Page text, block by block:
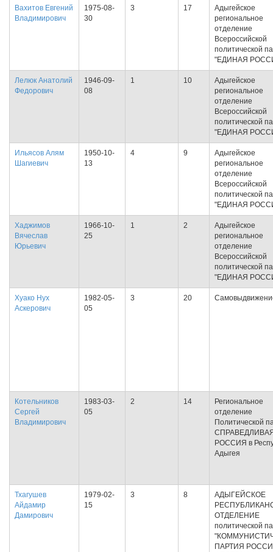
Вахитов Евгений
Владимирович
1975-08-
30
3 17
Адыгейское
региональное
отделение
Всероссийской
политической
"ЕДИНАЯ
Лелюк Анатолий
Федорович
1946-09-
08
1 10
Адыгейское
региональное
отделение
Всероссийской
политической
"ЕДИНАЯ
Ильясов Алям
Шагиевич
1950-10-
13
4 9
Адыгейское
региональное
отделение
Всероссийской
политической
"ЕДИНАЯ
Хаджимов
Вячеслав
Юрьевич
1966-10-
25
1 2
Адыгейское
региональное
отделение
Всероссийской
политической
"ЕДИНАЯ
Хуако Нух
Аскерович
1982-05-
05
3 20
Котельников
Сергей
Владимирович
1983-03-
05
2 14
Региональное
отделение
Политической
РОССИЯ в
Адыгея
Тхагушев
Айдамир
Дамирович
1979-02-
15
3 8
АДЫГЕЙСКОЕ
ОТДЕЛЕНИЕ
политической
ПАРТИЯ